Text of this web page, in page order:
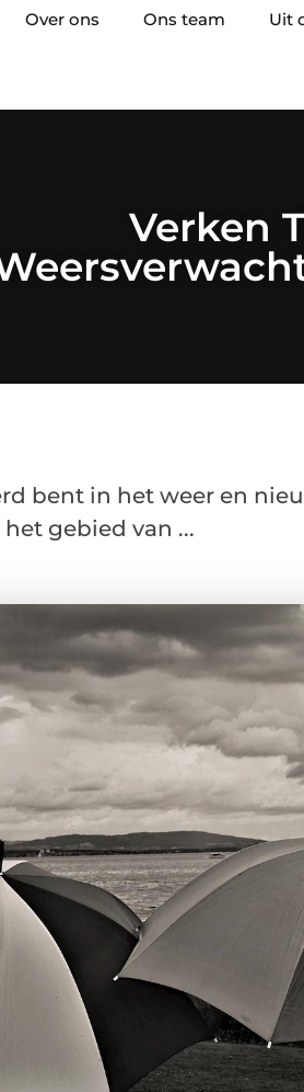
Over ons Ons team Uit
Verken
bent in het weer en
gebied van ...